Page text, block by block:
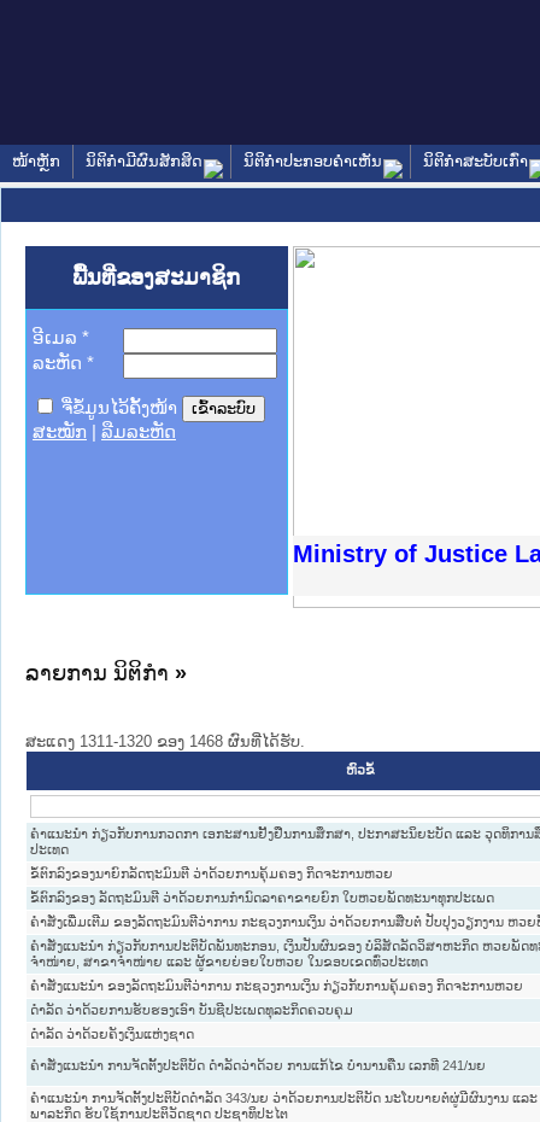
ໜ້າຫຼັກ ນິຕິກໍາມີຜົນສັກສິດ ນິຕິກໍາປະກອບຄໍາເຫັນ ນິຕິກໍາສະບັບເກົ່າ
ພື້ນທີ່ຂອງສະມາຊິກ
ອີເມລ *
ລະຫັດ *
ຈື່ຂໍ້ມູນໄວ້ຄັ້ງໜ້າ
ສະໝັກ
ລືມລະຫັດ
Ministry of Justice
າຊົນ ພາກເໜືອ
ການ
ກາງ
ໃຕ້
ຕຳຫຼວດປະຊາຊົນ
ສັນຕິບານປະຊາຊົນ
ກເໜືອ
າຊົນ ພາກກາງ
ລາຍການ ນິຕິກໍາ »
ສະແດງ 1311-1320 ຂອງ 1468 ຜົນທີ່ໄດ້ຮັບ.
ຫົວຂໍ້
ຄຳແນະນຳ ກ່ຽວກັບການກວດກາ ເອກະສານຢັ້ງຢືນການສຶກສາ, ປະກາສະນິຍະບັດ ແລະ ວຸດທິການ
ປະເທດ
ຂໍ້ຕົກລົງຂອງນາຍົກລັດຖະມົນຕີ ວ່າດ້ວຍການຄຸ້ມຄອງ ກິດຈະການຫວຍ
ຂໍ້ຕົກລົງຂອງ ລັດຖະມົນຕີ ວ່າດ້ວຍການກຳນົດລາຄາຂາຍຍົກ ໃບຫວຍພັດທະນາທຸກປະເພດ
ຄຳສັ່ງເພີ່ມເຕີມ ຂອງລັດຖະມົນຕີວ່າການ ກະຊວງການເງິນ ວ່າດ້ວຍການສືບຕໍ່ ປັບປຸງວຽກງານ ຫວ
ຄຳສັ່ງແນະນຳ ກ່ຽວກັບການປະຕິບັດພັນທະກອນ, ເງິນປັນຜົນຂອງ ບໍລິສັດລັດວິສາຫະກິດ ຫວຍພັດທ
ຈຳໜ່າຍ, ສາຂາຈຳໜ່າຍ ແລະ ຜູ້ຂາຍຍ່ອຍໃບຫວຍ ໃນຂອບເຂດທົ່ວປະເທດ
ຄຳສັ່ງແນະນຳ ຂອງລັດຖະມົນຕີວ່າການ ກະຊວງການເງິນ ກ່ຽວກັບການຄຸ້ມຄອງ ກິດຈະການຫວຍ
ດຳລັດ ວ່າດ້ວຍການຮັບຮອງເອົາ ບັນຊີປະເພດທຸລະກິດຄວບຄຸມ
ດຳລັດ ວ່າດ້ວຍຄັງເງິນແຫ່ງຊາດ
ຄໍາສັ່ງແນະນໍາ ການຈັດຕັ້ງປະຕິບັດ ດໍາລັດວ່າດ້ວຍ ການແກ້ໄຂ ບໍານານຄືນ ເລກທີ 241/ນຍ
ຄໍາແນະນໍາ ການຈັດຕັ້ງປະຕິບັດດໍາລັດ 343/ນຍ ວ່າດ້ວຍການປະຕິບັດ ນະໂບບາຍຕໍ່ຜູ່ມີຜົນງານ ແລ
ພາລະກິດ ຮັບໃຊ້ການປະຕິວັດຊາດ ປະຊາທິປະໄຕ